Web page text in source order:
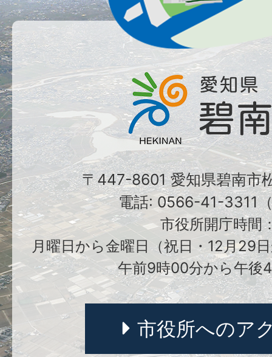
〒447-8601 愛知県碧南市
電話: 0566-41-3311
市役所開庁時間
月曜日から金曜日（祝日・12月29
午前9時00分から午後
市役所へのア